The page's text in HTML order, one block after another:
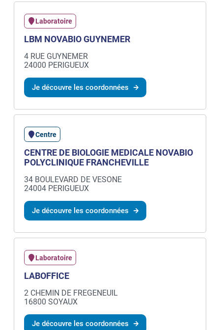
Laboratoire
LBM NOVABIO GUYNEMER
4 RUE GUYNEMER
24000 PERIGUEUX
Je découvre les coordonnées
Centre
CENTRE DE BIOLOGIE MEDICALE NOVABIO
POLYCLINIQUE FRANCHEVILLE
34 BOULEVARD DE VESONE
24004 PERIGUEUX
Je découvre les coordonnées
Laboratoire
LABOFFICE
2 CHEMIN DE FREGENEUIL
16800 SOYAUX
Je découvre les coordonnées